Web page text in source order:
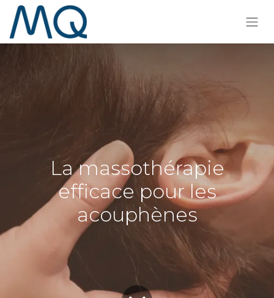
La massothérapie
efficace pour les
acouphènes